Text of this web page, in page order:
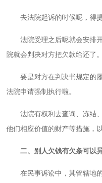
去法院起诉的时候呢，得
法院受理之后呢就会安排
院就会判决对方把欠款给还了。
要是对方在判决书规定的
法院申请强制执行啦。
法院有权利去查询、冻结
他们相应价值的财产等措施，
二、别人欠钱有欠条可以
在民事诉讼中，其管辖地